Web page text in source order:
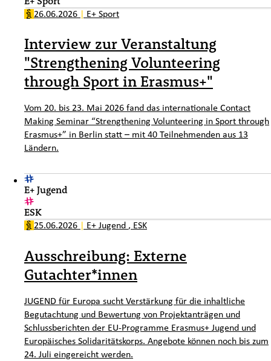
26.06.2026 | E+ Sport
Interview zur Veranstaltung
"Strengthening Volunteering
through Sport in Erasmus+"
Vom 20. bis 23. Mai 2026 fand das internationale Contact
Making Seminar “Strengthening Volunteering in Sport through
Erasmus+” in Berlin statt – mit 40 Teilnehmenden aus 13
Ländern.
E+ Jugend
ESK
25.06.2026 | E+ Jugend , ESK
Ausschreibung: Externe
Gutachter*innen
JUGEND für Europa sucht Verstärkung für die inhaltliche
Begutachtung und Bewertung von Projektanträgen und
Schlussberichten der EU-Programme Erasmus+ Jugend und
Europäisches Solidaritätskorps. Angebote können noch bis zum
24. Juli eingereicht werden.